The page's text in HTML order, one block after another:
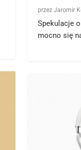
przezJaromir
Spekulacje
mocno się